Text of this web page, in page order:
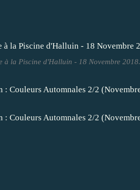
à la Piscine d'Halluin - 18 Novembre 2018.